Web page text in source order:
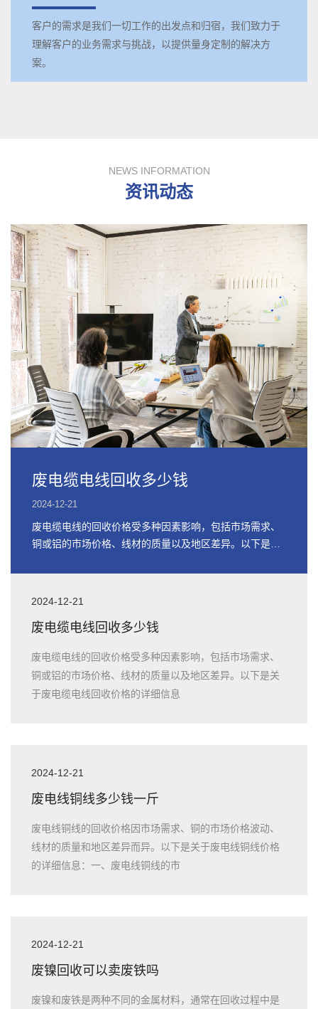
客户的需求是我们一切工作的出发点和归宿，我们致力于
理解客户的业务需求与挑战，以提供量身定制的解决方
案。
NEWS INFORMATION
资讯动态
废电缆电线回收多少钱
2024-12-21
废电缆电线的回收价格受多种因素影响，包括市场需求、
铜或铝的市场价格、线材的质量以及地区差异。以下是关
2024-12-21
废电缆电线回收多少钱
废电缆电线的回收价格受多种因素影响，包括市场需求、
铜或铝的市场价格、线材的质量以及地区差异。以下是关
于废电缆电线回收价格的详细信息
2024-12-21
废电线铜线多少钱一斤
废电线铜线的回收价格因市场需求、铜的市场价格波动、
线材的质量和地区差异而异。以下是关于废电线铜线价格
的详细信息：一、废电线铜线的市
2024-12-21
废镍回收可以卖废铁吗
废镍和废铁是两种不同的金属材料，通常在回收过程中是